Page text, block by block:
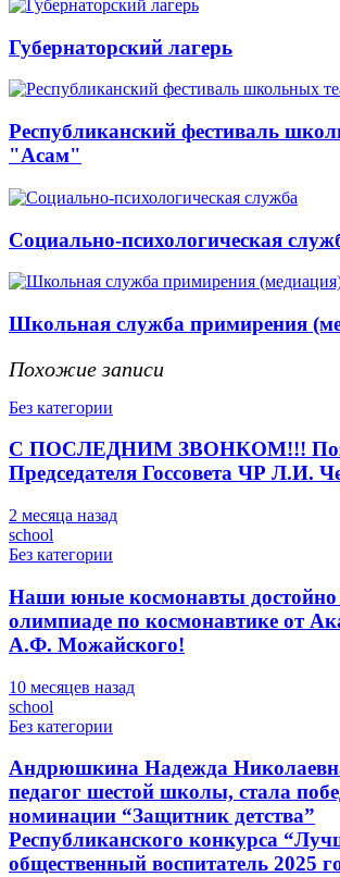
Губернаторский лагерь
Республиканский фестиваль
"Асам"
Социально-психологическая
Школьная служба примирения
Похожие записи
Без категории
С ПОСЛЕДНИМ ЗВОНКОМ!!!
Председателя Госсовета ЧР Л.И.
2 месяца назад
school
Без категории
Наши юные космонавты достойно
олимпиаде по космонавтике от
А.Ф. Можайского!
10 месяцев назад
school
Без категории
Андрюшкина Надежда
педагог шестой школы, стала
номинации “Защитник детства”
Республиканского конкурса
общественный воспитатель 2025